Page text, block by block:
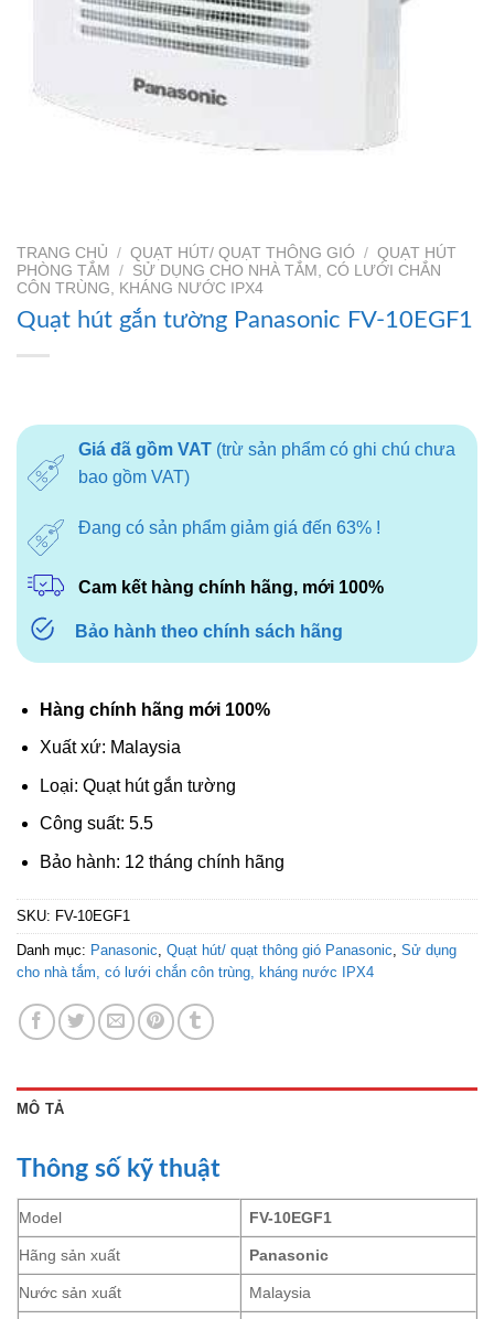
TRANG CHỦ / QUẠT HÚT/ QUẠT THÔNG GIÓ / QUẠT HÚT
PHÒNG TẮM
/ SỬ DỤNG CHO NHÀ TẮM, CÓ LƯỚI CHẮN
CÔN TRÙNG, KHÁNG NƯỚC IPX4
Quạt hút gắn tường Panasonic FV-10EGF1
Giá đã gồm VAT(trừ sản phẩm có ghi chú chưa
bao gồm VAT)
Đang có sản phẩm giảm giá đến 63% !
Cam kết hàng chính hãng, mới 100%
Bảo hành theo chính sách hãng
Hàng chính hãng mới 100%
Xuất xứ: Malaysia
Loại: Quạt hút gắn tường
Công suất: 5.5
Bảo hành: 12 tháng chính hãng
SKU: FV-10EGF1
Danh mục: Panasonic Quạt hút/ quạt thông gió Panasonic Sử dụng
cho nhà tắm, có lưới chắn côn trùng, kháng nước IPX4
MÔ TẢ
Thông số kỹ thuật
Model FV-10EGF1
Hãng sản xuất Panasonic
Nước sản xuất Malaysia